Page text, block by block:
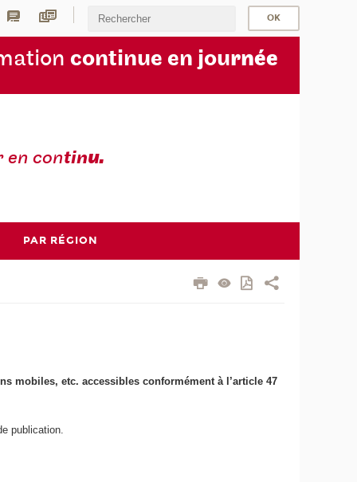
continue en journée
en continu.
PAR RÉGION
mobiles, etc. accessibles conformément à l’article 47
publication.